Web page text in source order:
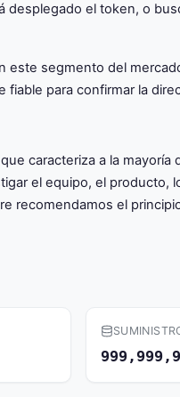
desplegado el token, o
este segmento del
para confirmar la
caracteriza a la mayoría
el equipo, el producto,
recomendamos el